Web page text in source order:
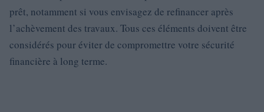
prêt, notamment si vous envisagez de refinancer après
l’achèvement des travaux. Tous ces éléments doivent être
considérés pour éviter de compromettre votre sécurité
financière à long terme.